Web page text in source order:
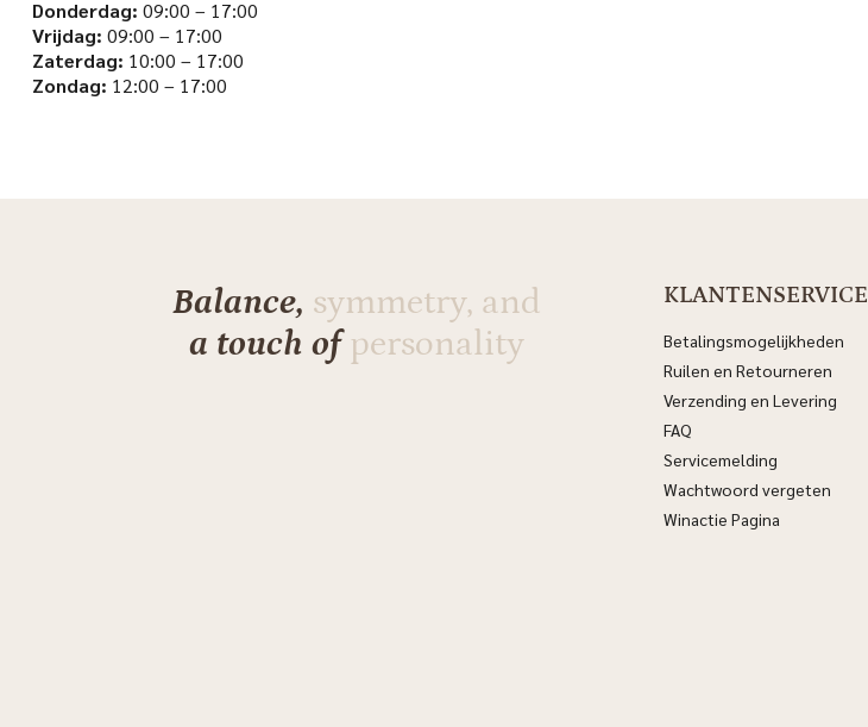
Donderdag: 09:00 – 17:00
Vrijdag: 09:00 – 17:00
Zaterdag: 10:00 – 17:00
Zondag: 12:00 – 17:00
Balance, symmetry, and
a touch ofpersonality
KLANTENSERVICE
Betalingsmogelijkheden
Ruilen en Retourneren
Verzending en Levering
FAQ
Servicemelding
Wachtwoord vergeten
Winactie Pagina